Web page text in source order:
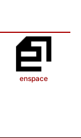
enspace